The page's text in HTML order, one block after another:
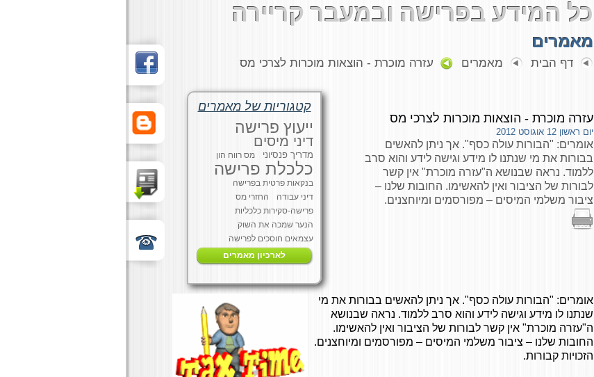
כל המידע בפרישה ובמעבר קריירה
מאמרים
דף הבית מאמרים עזרה מוכרת - הוצאות מוכרות לצרכי מס
עזרה מוכרת - הוצאות מוכרות לצרכי מס
יום ראשון 12 אוגוסט 2012
אומרים: "הבורות עולה כסף". אך ניתן להאשים
בבורות את מי שנתנו לו מידע וגישה לידע והוא סרב
ללמוד. נראה שבנושא ה"עזרה מוכרת" אין קשר
לבורות של הציבור ואין להאשימו. החובות שלנו –
ציבור משלמי המיסים – מפורסמים ומיוחצנים.
קטגוריות של מאמרים
ייעוץ פרישה
דיני מיסים
מדריך פנסיוני מס רווח הון
כלכלת פרישה
בנקאות פרטית בפרישה
דיני עבודה
החזרי מס
פרישה-סקירות כלכליות
הנער שמכה את השוק
עצמאים חוסכים לפרישה
לארכיון מאמרים
אומרים: "הבורות עולה כסף". אך ניתן להאשים בבורות את מי
שנתנו לו מידע וגישה לידע והוא סרב ללמוד. נראה שבנושא
ה"עזרה מוכרת" אין קשר לבורות של הציבור ואין להאשימו.
החובות שלנו – ציבור משלמי המיסים – מפורסמים ומיוחצנים.
הזכויות קבורות.